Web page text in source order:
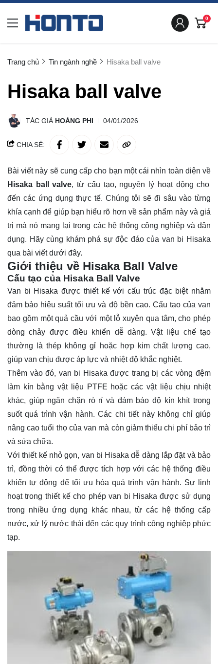
0
Trang chủ Tin ngành nghề Hisaka ball valve
Hisaka ball valve
TÁC GIẢ HOÀNG PHI 04/01/2026
CHIA SẺ:
Bài viết này sẽ cung cấp cho bạn một cái nhìn toàn diện về
Hisaka ball valve, từ cấu tạo, nguyên lý hoạt động cho
đến các ứng dụng thực tế. Chúng tôi sẽ đi sâu vào từng
khía cạnh để giúp bạn hiểu rõ hơn về sản phẩm này và giá
trị mà nó mang lại trong các hệ thống công nghiệp và dân
dụng. Hãy cùng khám phá sự độc đáo của van bi Hisaka
qua bài viết dưới đây.
Giới thiệu về Hisaka Ball Valve
Cấu tạo của Hisaka Ball Valve
Van bi Hisaka được thiết kế với cấu trúc đặc biệt nhằm
đảm bảo hiệu suất tối ưu và độ bền cao. Cấu tạo của van
bao gồm một quả cầu với một lỗ xuyên qua tâm, cho phép
dòng chảy được điều khiển dễ dàng. Vật liệu chế tạo
thường là thép không gỉ hoặc hợp kim chất lượng cao,
giúp van chịu được áp lực và nhiệt độ khắc nghiệt.
Thêm vào đó, van bi Hisaka được trang bị các vòng đệm
làm kín bằng vật liệu PTFE hoặc các vật liệu chịu nhiệt
khác, giúp ngăn chặn rò rỉ và đảm bảo độ kín khít trong
suốt quá trình vận hành. Các chi tiết này không chỉ giúp
nâng cao tuổi thọ của van mà còn giảm thiểu chi phí bảo trì
và sửa chữa.
Với thiết kế nhỏ gọn, van bi Hisaka dễ dàng lắp đặt và bảo
trì, đồng thời có thể được tích hợp với các hệ thống điều
khiển tự động để tối ưu hóa quá trình vận hành. Sự linh
hoạt trong thiết kế cho phép van bi Hisaka được sử dụng
trong nhiều ứng dụng khác nhau, từ các hệ thống cấp
nước, xử lý nước thải đến các quy trình công nghiệp phức
tạp.